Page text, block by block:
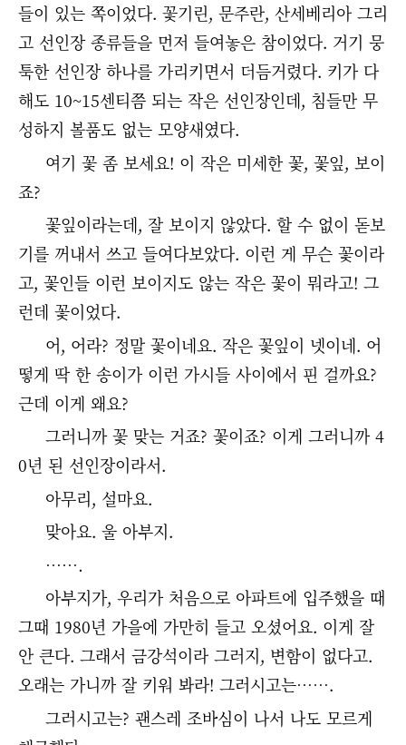
들이 있는 쪽이었다. 꽃기린, 문주란, 산세베리아 그리
고 선인장 종류들을 먼저 들여놓은 참이었다. 거기 뭉
툭한 선인장 하나를 가리키면서 더듬거렸다. 키가 다
해도 10~15센티쯤 되는 작은 선인장인데, 침들만 무
성하지 볼품도 없는 모양새였다.
여기 꽃 좀 보세요! 이 작은 미세한 꽃, 꽃잎, 보이
죠?
꽃잎이라는데, 잘 보이지 않았다. 할 수 없이 돋보
기를 꺼내서 쓰고 들여다보았다. 이런 게 무슨 꽃이라
고, 꽃인들 이런 보이지도 않는 작은 꽃이 뭐라고! 그
런데 꽃이었다.
어, 어라? 정말 꽃이네요. 작은 꽃잎이 넷이네. 어
떻게 딱 한 송이가 이런 가시들 사이에서 핀 걸까요?
근데 이게 왜요?
그러니까 꽃 맞는 거죠? 꽃이죠? 이게 그러니까 4
0년 된 선인장이라서.
아무리, 설마요.
맞아요. 울 아부지.
…….
아부지가, 우리가 처음으로 아파트에 입주했을 때
그때 1980년 가을에 가만히 들고 오셨어요. 이게 잘
안 큰다. 그래서 금강석이라 그러지, 변함이 없다고.
오래는 가니까 잘 키워 봐라! 그러시고는…….
그러시고는? 괜스레 조바심이 나서 나도 모르게